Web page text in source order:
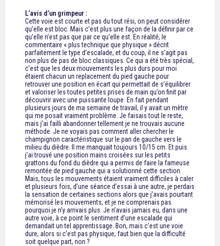
L’avis d’un grimpeur :
Cette voie est courte et pas du tout rési, on peut considérer
qu’elle est bloc. Mais c’est plus une façon de la définir par ce
qu’elle n’est pas que par ce qu’elle est. En réalité, le
commentaire « plus technique que physique » décrit
parfaitement le type d’escalade, et du coup, il ne s’agit pas
non plus de pas de bloc classiques. Ce qui a été très spécial,
c’est que les deux mouvements les plus durs pour moi
étaient chacun un replacement du pied gauche pour
retrouver une position en écart qui permettait de s’équilibrer
et valoriser les toutes petites prises de main qu’on finit par
découvrir avec une puissante loupe. En fait pendant
plusieurs jours de ma semaine de travail, il y avait un mètre
qui me posait vraiment problème. Je faisais tout le reste,
mais j’ai failli abandonner tellement je ne trouvais aucune
méthode. Je ne voyais pas comment aller chercher le
champignon caractéristique sur le pan de gauche vers le
milieu du dièdre. Il me manquait toujours 10/15 cm. Et puis
j’ai trouvé une position mains croisées sur les petits
grattons du fond du dièdre qui a permis de faire la fameuse
remontée de pied gauche qui a solutionné cette section.
Mais, tous les mouvements étaient vraiment difficiles à caler
et plusieurs fois, d’une séance d’essai à une autre, je perdais
la sensation de certaines sections alors que j’avais pourtant
mémorisé les mouvements, et je ne comprenais pas
pourquoi je n’y arrivais plus. Je n’avais jamais eu, dans une
autre voie, à ce point le sentiment d’une escalade qui
demandait un tel apprentissage. Bon, mais c’est une voie
dure, alors si c’est pas physique, faut bien que la difficulté
soit quelque part, non ?